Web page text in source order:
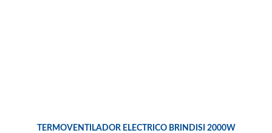
TERMOVENTILADOR ELECTRICO BRINDISI 2000W